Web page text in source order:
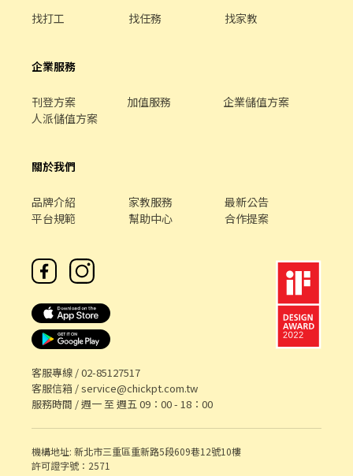
保勞退6％ ⭕有實體門市、非詐騙請安心求職 ❌免費報名不收取任
姓名＋電話】 直接聯絡：優信-艾瑞克 0968-932-939
找打工 找任務 找家教
企業服務
刊登方案 加值服務
企業儲值方案
人派儲值方案
關於我們
品牌介紹 家教服務
最新公告
平台規範
幫助中心 合作提案
客服專線 /02-85127517
客服信箱 /service@chickpt.com.tw
服務時間 / 週一 至 週五 09：00 - 18：00
機構地址: 新北市三重區重新路5段609巷12號10樓
許可證字號：2571